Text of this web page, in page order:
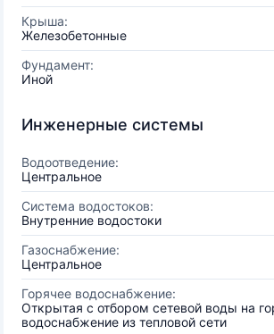
Крыша:
Железобетонные
Фундамент:
Иной
Инженерные системы
Водоотведение:
Центральное
Система водостоков:
Внутренние водостоки
Газоснабжение:
Центральное
Горячее водоснабжение:
Открытая с отбором сетевой воды на
водоснабжение из тепловой сети